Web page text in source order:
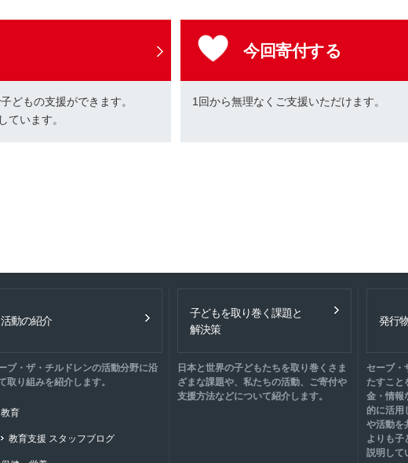
どもの支援ができます。
ています。
今回寄付する
1回から無理なくご支援いただけます。
活動の紹介
ブ・ザ・チルドレンの活動分野に沿
取り組みを紹介します。
教育
教育支援 スタッフブログ
子どもを取り巻く課題と
解決策
日本と世界の子どもたちを取り巻くさま
ざまな課題や、私たちの活動、ご寄付や
支援方法などについて紹介します。
発行
セーブ・
たすこと
金・情報
的に活用
や活動を
よりも子
説明して